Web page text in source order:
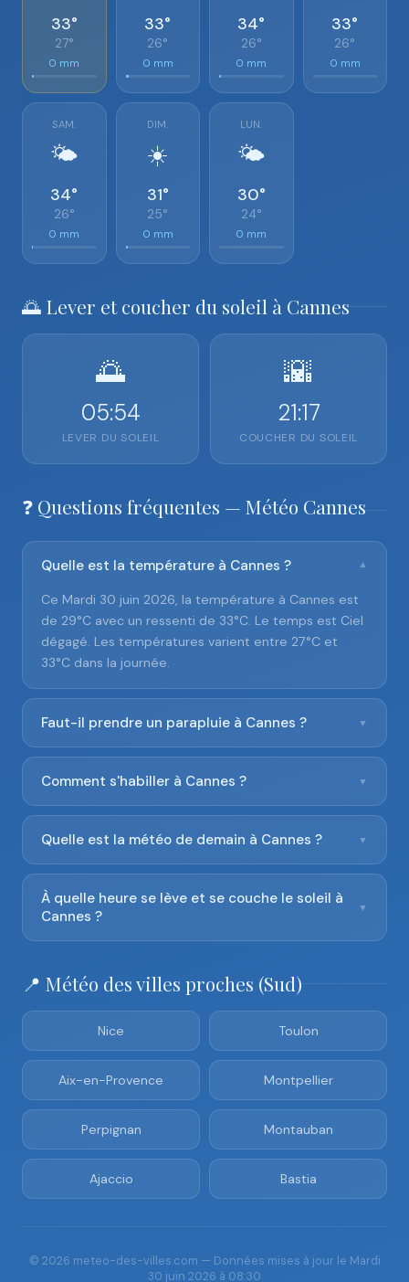
33°
27°
0 mm
33°
26°
0 mm
34°
26°
0 mm
33°
26°
0 mm
SAM.
🌤️
34°
26°
0 mm
DIM.
☀️
31°
25°
0 mm
LUN.
🌤️
30°
24°
0 mm
🌅 Lever et coucher du soleil à Cannes
🌅
05:54
LEVER DU SOLEIL
🌇
21:17
COUCHER DU SOLEIL
❓ Questions fréquentes — Météo Cannes
Quelle est la température à Cannes ? ▼
Ce Mardi 30 juin 2026, la température à Cannes est
de 29°C avec un ressenti de 33°C. Le temps est Ciel
dégagé. Les températures varient entre 27°C et
33°C dans la journée.
Faut-il prendre un parapluie à Cannes ? ▼
Comment s'habiller à Cannes ? ▼
Quelle est la météo de demain à Cannes ? ▼
À quelle heure se lève et se couche le soleil à
Cannes ?
▼
📍 Météo des villes proches (Sud)
Nice Toulon
Aix-en-Provence Montpellier
Perpignan Montauban
Ajaccio Bastia
© 2026 meteo-des-villes.com — Données mises à jour le Mardi
30 juin 2026 à 08:30